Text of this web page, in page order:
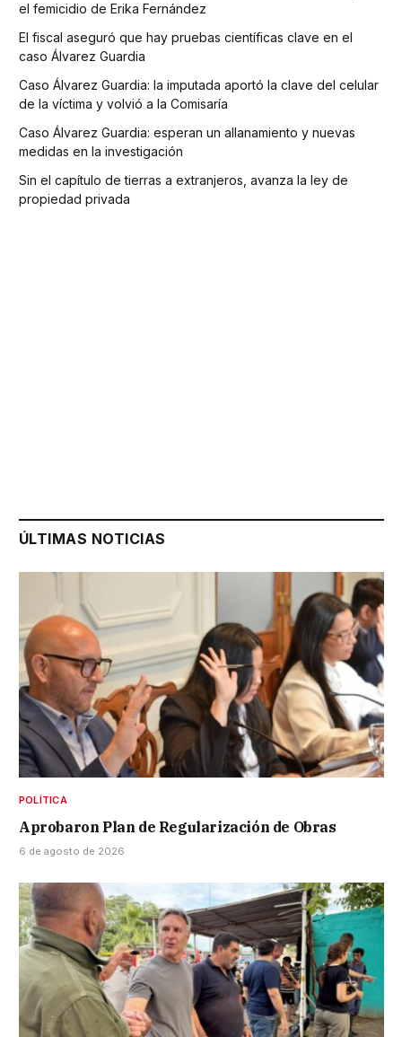
el femicidio de Erika Fernández
El fiscal aseguró que hay pruebas científicas clave en el
caso Álvarez Guardia
Caso Álvarez Guardia: la imputada aportó la clave del celular
de la víctima y volvió a la Comisaría
Caso Álvarez Guardia: esperan un allanamiento y nuevas
medidas en la investigación
Sin el capítulo de tierras a extranjeros, avanza la ley de
propiedad privada
ÚLTIMAS NOTICIAS
POLÍTICA
Aprobaron Plan de Regularización de Obras
6 de agosto de 2026